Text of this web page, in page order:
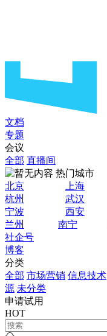
文档
专题
会议
全部 直播间
热门城市
北京
上海
杭州
武汉
宁波
西安
兰州
南宁
社企号
博客
分类
全部 市场营销 信息技术
源 未分类
申请试用
HOT